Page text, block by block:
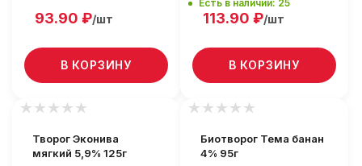
93.90 ₽/шт
В КОРЗИНУ
Есть в наличии: 25
113.90 ₽/шт
В КОРЗИНУ
Творог Эконива
мягкий 5,9% 125г
Биотворог Тема банан
4% 95г